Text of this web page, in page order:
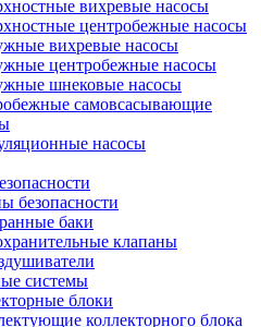
вихревые насосы
центробежные насосы
вихревые насосы
центробежные насосы
шнековые насосы
самовсасывающие
насосы
безопасности
баки
клапаны
системы
блоки
коллекторного блока